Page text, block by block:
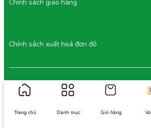
MST: 0319247731 Cấp ngày: 15/08/2023
Chính sách giao hàng
Chính sách xuất hoá đơn đỏ
Trang chủ Danh mục Giỏ hàng